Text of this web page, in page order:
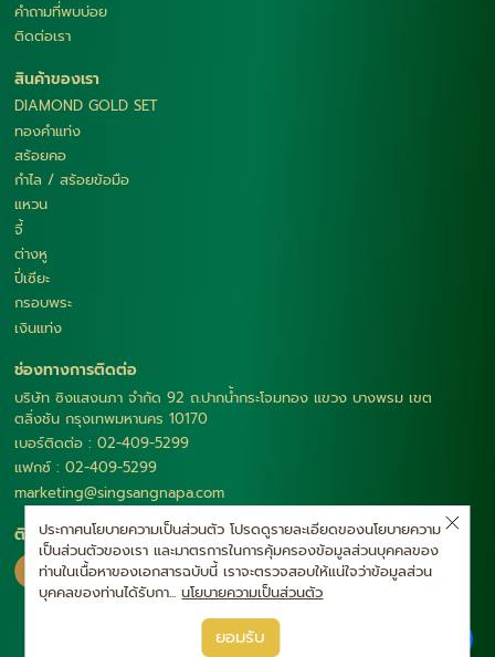
คำถามที่พบบ่อย
ติดต่อเรา
สินค้าของเรา
DIAMOND GOLD SET
ทองคำแท่ง
สร้อยคอ
กำไล / สร้อยข้อมือ
แหวน
จี้
ต่างหู
ปี่เซียะ
กรอบพระ
เงินแท่ง
ช่องทางการติดต่อ
บริษัท ซิงแสงนภา จำกัด 92 ถ.ปากน้ำกระโจมทอง แขวง บางพรม เขต
ตลิ่งชัน กรุงเทพมหานคร 10170
เบอร์ติดต่อ : 02-409-5299
แฟกซ์ : 02-409-5299
marketing@singsangnapa.com
ติดตามเรา
|
ประกาศนโยบายความเป็นส่วนตัว โปรดดูรายละเอียดของนโยบายความ
เป็นส่วนตัวของเรา และมาตรการในการคุ้มครองข้อมูลส่วนบุคคลของ
ท่านในเนื้อหาของเอกสารฉบับนี้ เราจะตรวจสอบให้แน่ใจว่าข้อมูลส่วน
บุคคลของท่านได้รับกา... นโยบายความเป็นส่วนตัว
ยอมรับ